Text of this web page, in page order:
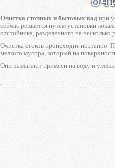
Очистка сточных и бытовых вод при
сейчас решается путем установки
отстойника, разделенного на
Очистка стоков происходит поэтапно.
мелкого мусора, который на
Они разлагают примеси на воду и